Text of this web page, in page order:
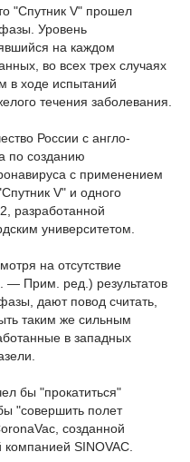
"Спутник V" прошел
Уровень
на каждом
во всех трех случаях
в ходе испытаний
течения заболевания.
России с англо-
по созданию
с применением
V" и одного
разработанной
университетом.
на отсутствие
— Прим. ред.) результатов
дают повод считать,
таким же сильным
в западных
бы "прокатиться"
"совершить полет
созданной
SINOVAC.